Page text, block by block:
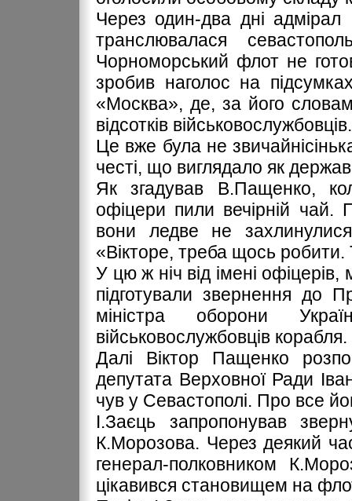
Через один-два дні адмірал
транслювалася
Чорноморський флот не
зробив наголос на
«Москва», де, за його
відсотків військовослужбовців.
Це вже була не
честі, що виглядало як
Як згадував В.Пащенко,
офіцери пили вечірній чай.
вони ледве не
«Вікторе, треба щось робити.
У цю ж ніч від імені
підготували звернення до
міністра оборони
військовослужбовців корабля.
Далі Віктор Пащенко
депутата Верховної Ради
чув у Севастополі. Про все
І.Заєць запропонував
К.Морозова. Через деякий
генерал-полковником
цікавився становищем на